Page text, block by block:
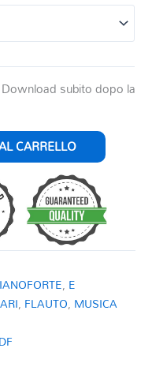
subito dopo la
CARRELLO
, E
, FLAUTO, MUSICA